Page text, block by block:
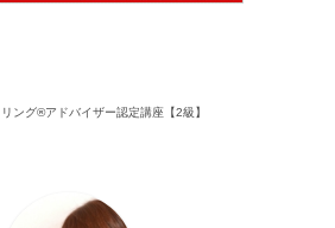
ング®アドバイザー認定講座【2級】